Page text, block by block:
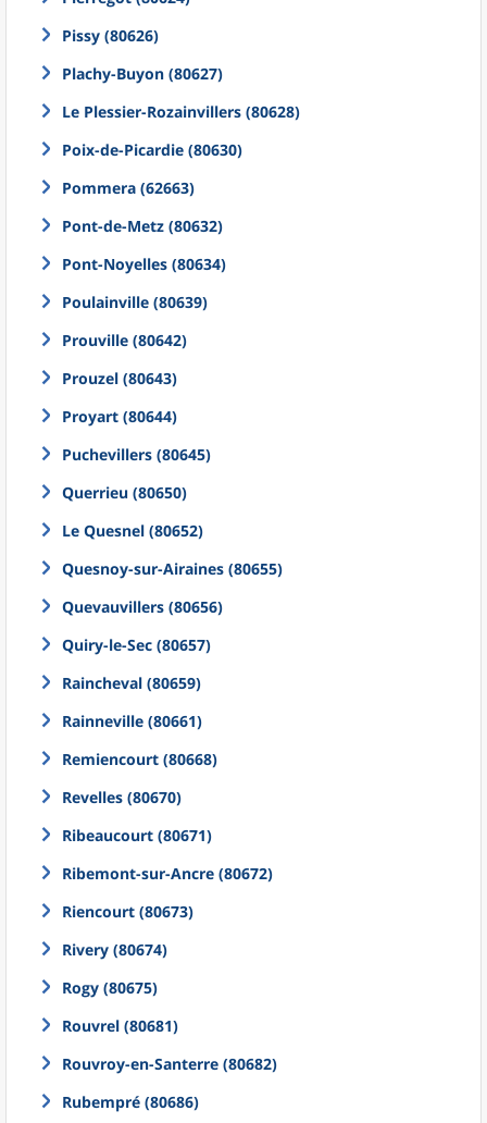
Pissy (80626)
Plachy-Buyon (80627)
Le Plessier-Rozainvillers (80628)
Poix-de-Picardie (80630)
Pommera (62663)
Pont-de-Metz (80632)
Pont-Noyelles (80634)
Poulainville (80639)
Prouville (80642)
Prouzel (80643)
Proyart (80644)
Puchevillers (80645)
Querrieu (80650)
Le Quesnel (80652)
Quesnoy-sur-Airaines (80655)
Quevauvillers (80656)
Quiry-le-Sec (80657)
Raincheval (80659)
Rainneville (80661)
Remiencourt (80668)
Revelles (80670)
Ribeaucourt (80671)
Ribemont-sur-Ancre (80672)
Riencourt (80673)
Rivery (80674)
Rogy (80675)
Rouvrel (80681)
Rouvroy-en-Santerre (80682)
Rubempré (80686)